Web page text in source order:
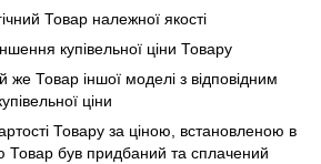
Товар належної якості
купівельної ціни Товару
же Товар іншої моделі з відповідним
ціни
Товару за ціною, встановленою в
Товар був придбаний та сплачений